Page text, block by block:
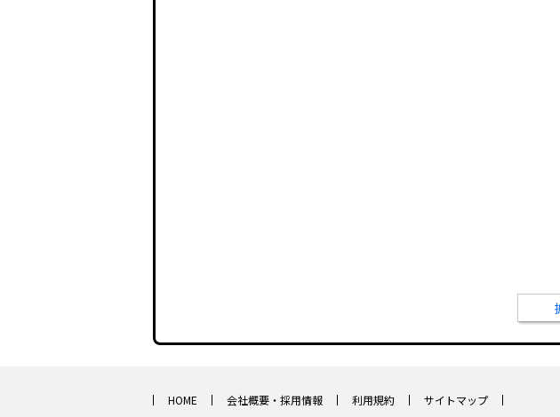
HOME 会社概要・採用情報 利用規約 サイトマップ